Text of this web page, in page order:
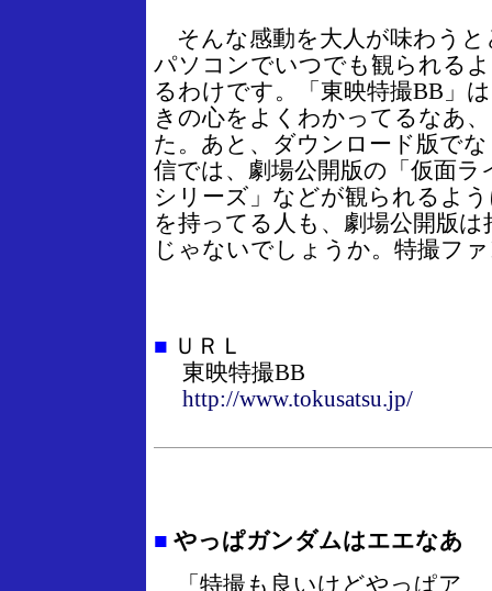
そんな感動を大人が味わう
パソコンでいつでも観られる
るわけです。「東映特撮BB」
きの心をよくわかってるなあ
た。あと、ダウンロード版で
信では、劇場公開版の「仮面ラ
シリーズ」などが観られるよ
を持ってる人も、劇場公開版
じゃないでしょうか。特撮フ
■ ＵＲＬ
東映特撮BB
http://www.tokusatsu.jp/
■ やっぱガンダムはエエなあ
「特撮も良いけどやっぱア